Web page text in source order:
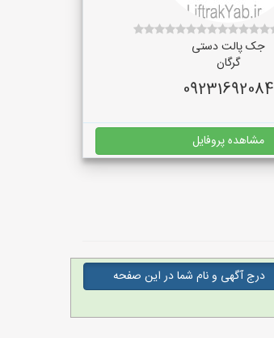
جک پالت دستی
گرگان
09231692084
مشاهده پروفایل
درج آگهی و نام شما در این صفحه